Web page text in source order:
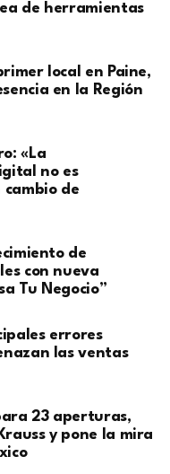
de herramientas
local en Paine,
en la Región
«La
no es
cambio de
de
con nueva
Tu Negocio”
errores
las ventas
23 aperturas,
y pone la mira